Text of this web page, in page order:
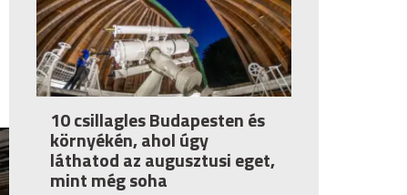
10 csillagles Budapesten és
környékén, ahol úgy
láthatod az augusztusi eget,
mint még soha